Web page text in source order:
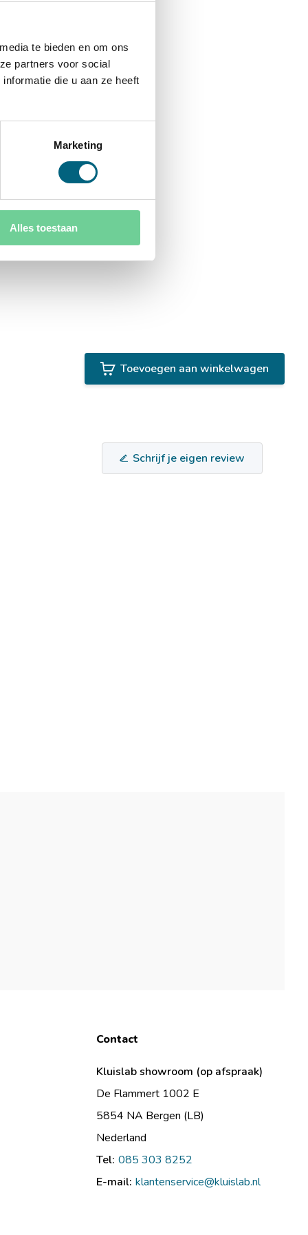
te bieden en om ons
partners voor social
die u aan ze heeft
Marketing
Alles toestaan
Toevoegen aan winkelwagen
Schrijf je eigen review
Contact
Kluislab showroom (op afspraak)
De Flammert 1002 E
5854 NA Bergen (LB)
Nederland
Tel: 085 303 8252
E-mail: klantenservice@kluislab.nl